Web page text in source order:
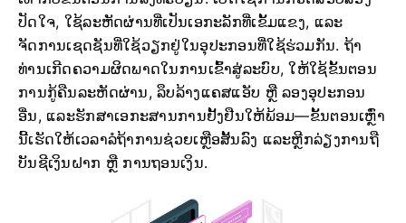
ປັດໃຈ, ໃຊ້ລະຫັດຜ່ານທີ່ເປັນເອກະລັກທີ່ເຂັ້ມແຂງ, ແລະ
ຈັດການເຊດຊັນທີ່ໃຊ້ວຽກຢູ່ໃນອຸປະກອນທີ່ໃຊ້ຮ່ວມກັນ. ຖ້າ
ທ່ານເກີດຄວາມຜິດພາດໃນການເຂົ້າສູ່ລະບົບ, ໃຫ້ໃຊ້ຂັ້ນຕອນ
ການກູ້ຄືນລະຫັດຜ່ານ, ລຶບລ້າງແຄສແອັບ ຫຼື ລອງອຸປະກອນ
ອື່ນ, ແລະຮັກສາເອກະສານການຢັ້ງຢືນໃຫ້ພ້ອມ—ຂັ້ນຕອນເຫຼົ່າ
ນີ້ເຮັດໃຫ້ເວລາລໍຖ້າການຊ່ວຍເຫຼືອສັ້ນລົງ ແລະຫຼີກລ່ຽງການຖື
ບັນຊີເງິນຝາກ ຫຼື ການຖອນເງິນ.